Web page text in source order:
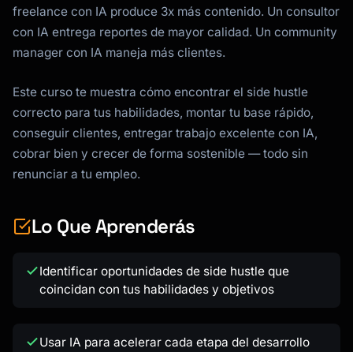
freelance con IA produce 3x más contenido. Un consultor
con IA entrega reportes de mayor calidad. Un community
manager con IA maneja más clientes.
Este curso te muestra cómo encontrar el side hustle
correcto para tus habilidades, montar tu base rápido,
conseguir clientes, entregar trabajo excelente con IA,
cobrar bien y crecer de forma sostenible — todo sin
renunciar a tu empleo.
Lo Que Aprenderás
Identificar oportunidades de side hustle que
coincidan con tus habilidades y objetivos
Usar IA para acelerar cada etapa del desarrollo